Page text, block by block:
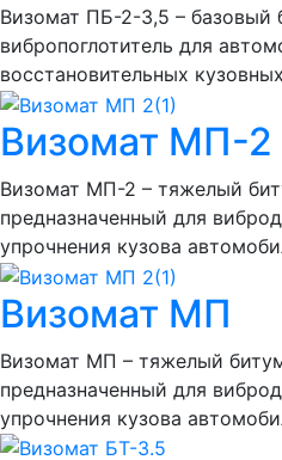
Визомат ПБ-2-3,5 – базовый
вибропоглотитель для
восстановительных
Визомат МП-2
Визомат МП-2 – тяжелый
предназначенный для
упрочнения кузова
Визомат МП
Визомат МП – тяжелый
предназначенный для
упрочнения кузова